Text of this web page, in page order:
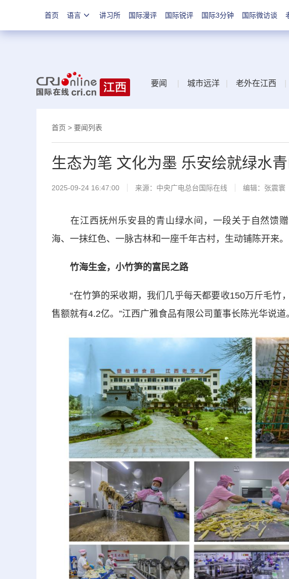
首页 语言 讲习所 国际漫评 国际锐评 国际3分钟 国际微访谈
要闻 城市远洋 老外在江西
首页 > 要闻列表
生态为笔 文化为墨 乐安绘就绿水青
2025-09-24 16:47:00 来源：中央广电总台国际在线 编辑：张震寰
在江西抚州乐安县的青山绿水间，一段关于自然馈赠
海、一抹红色、一脉古林和一座千年古村，生动铺陈开来。
竹海生金，小竹笋的富民之路
“在竹笋的采收期，我们几乎每天都要收150万斤毛竹
售额就有4.2亿。”江西广雅食品有限公司董事长陈光华说道